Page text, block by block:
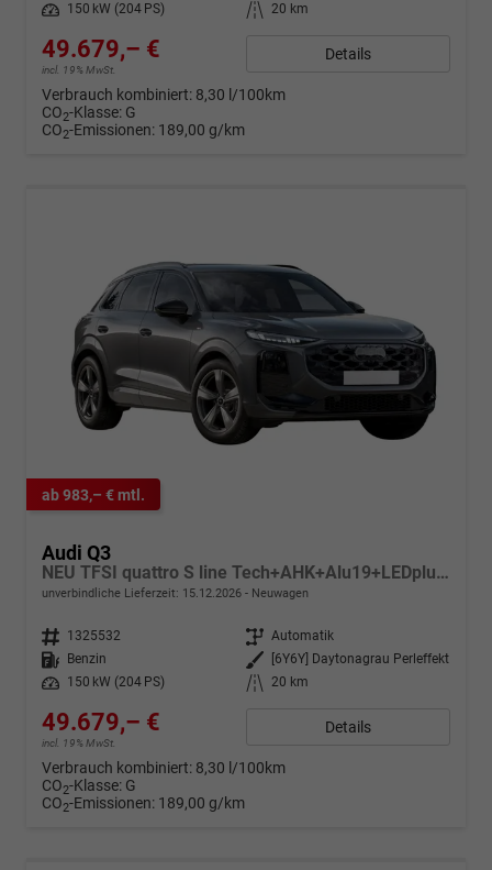
Leistung
150 kW (204 PS) Kilometerstand 20 km
49.679,– €
incl. 19% MwSt.
Details
Verbrauch kombiniert: 8,30 l/100km
CO2-Klasse: G
CO2-Emissionen: 189,00 g/km
ab 983,– € mtl.
Audi Q3
NEU TFSI quattro S line Tech+AHK+Alu19+LEDplus+KlimaPlus+ExtSchwarz
unverbindliche Lieferzeit: 15.12.2026 Neuwagen
Fahrzeugnr. 1325532 Getriebe Automatik
Kraftstoff
Benzin Außenfarbe
[6Y6Y] Daytonagrau Perleffekt
Leistung
150 kW (204 PS) Kilometerstand 20 km
49.679,– €
incl. 19% MwSt.
Details
Verbrauch kombiniert: 8,30 l/100km
CO2-Klasse: G
CO2-Emissionen: 189,00 g/km